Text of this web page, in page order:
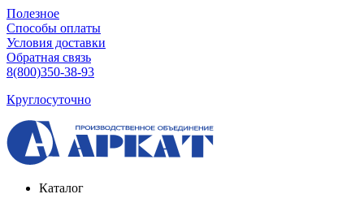
Полезное
Способы оплаты
Условия доставки
Обратная связь
8(800)350-38-93
Круглосуточно
Каталог